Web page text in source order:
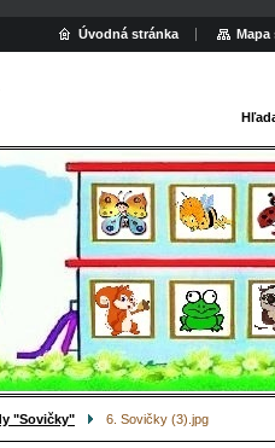
"Sovičky" 6. Sovičky (3).jpg
Úvodná stránka Mapa